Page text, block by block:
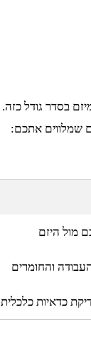
בסדר גודל כזה.
שמלווים אתכם:
מול היזם
והחומרים
כדאיות כלכלית